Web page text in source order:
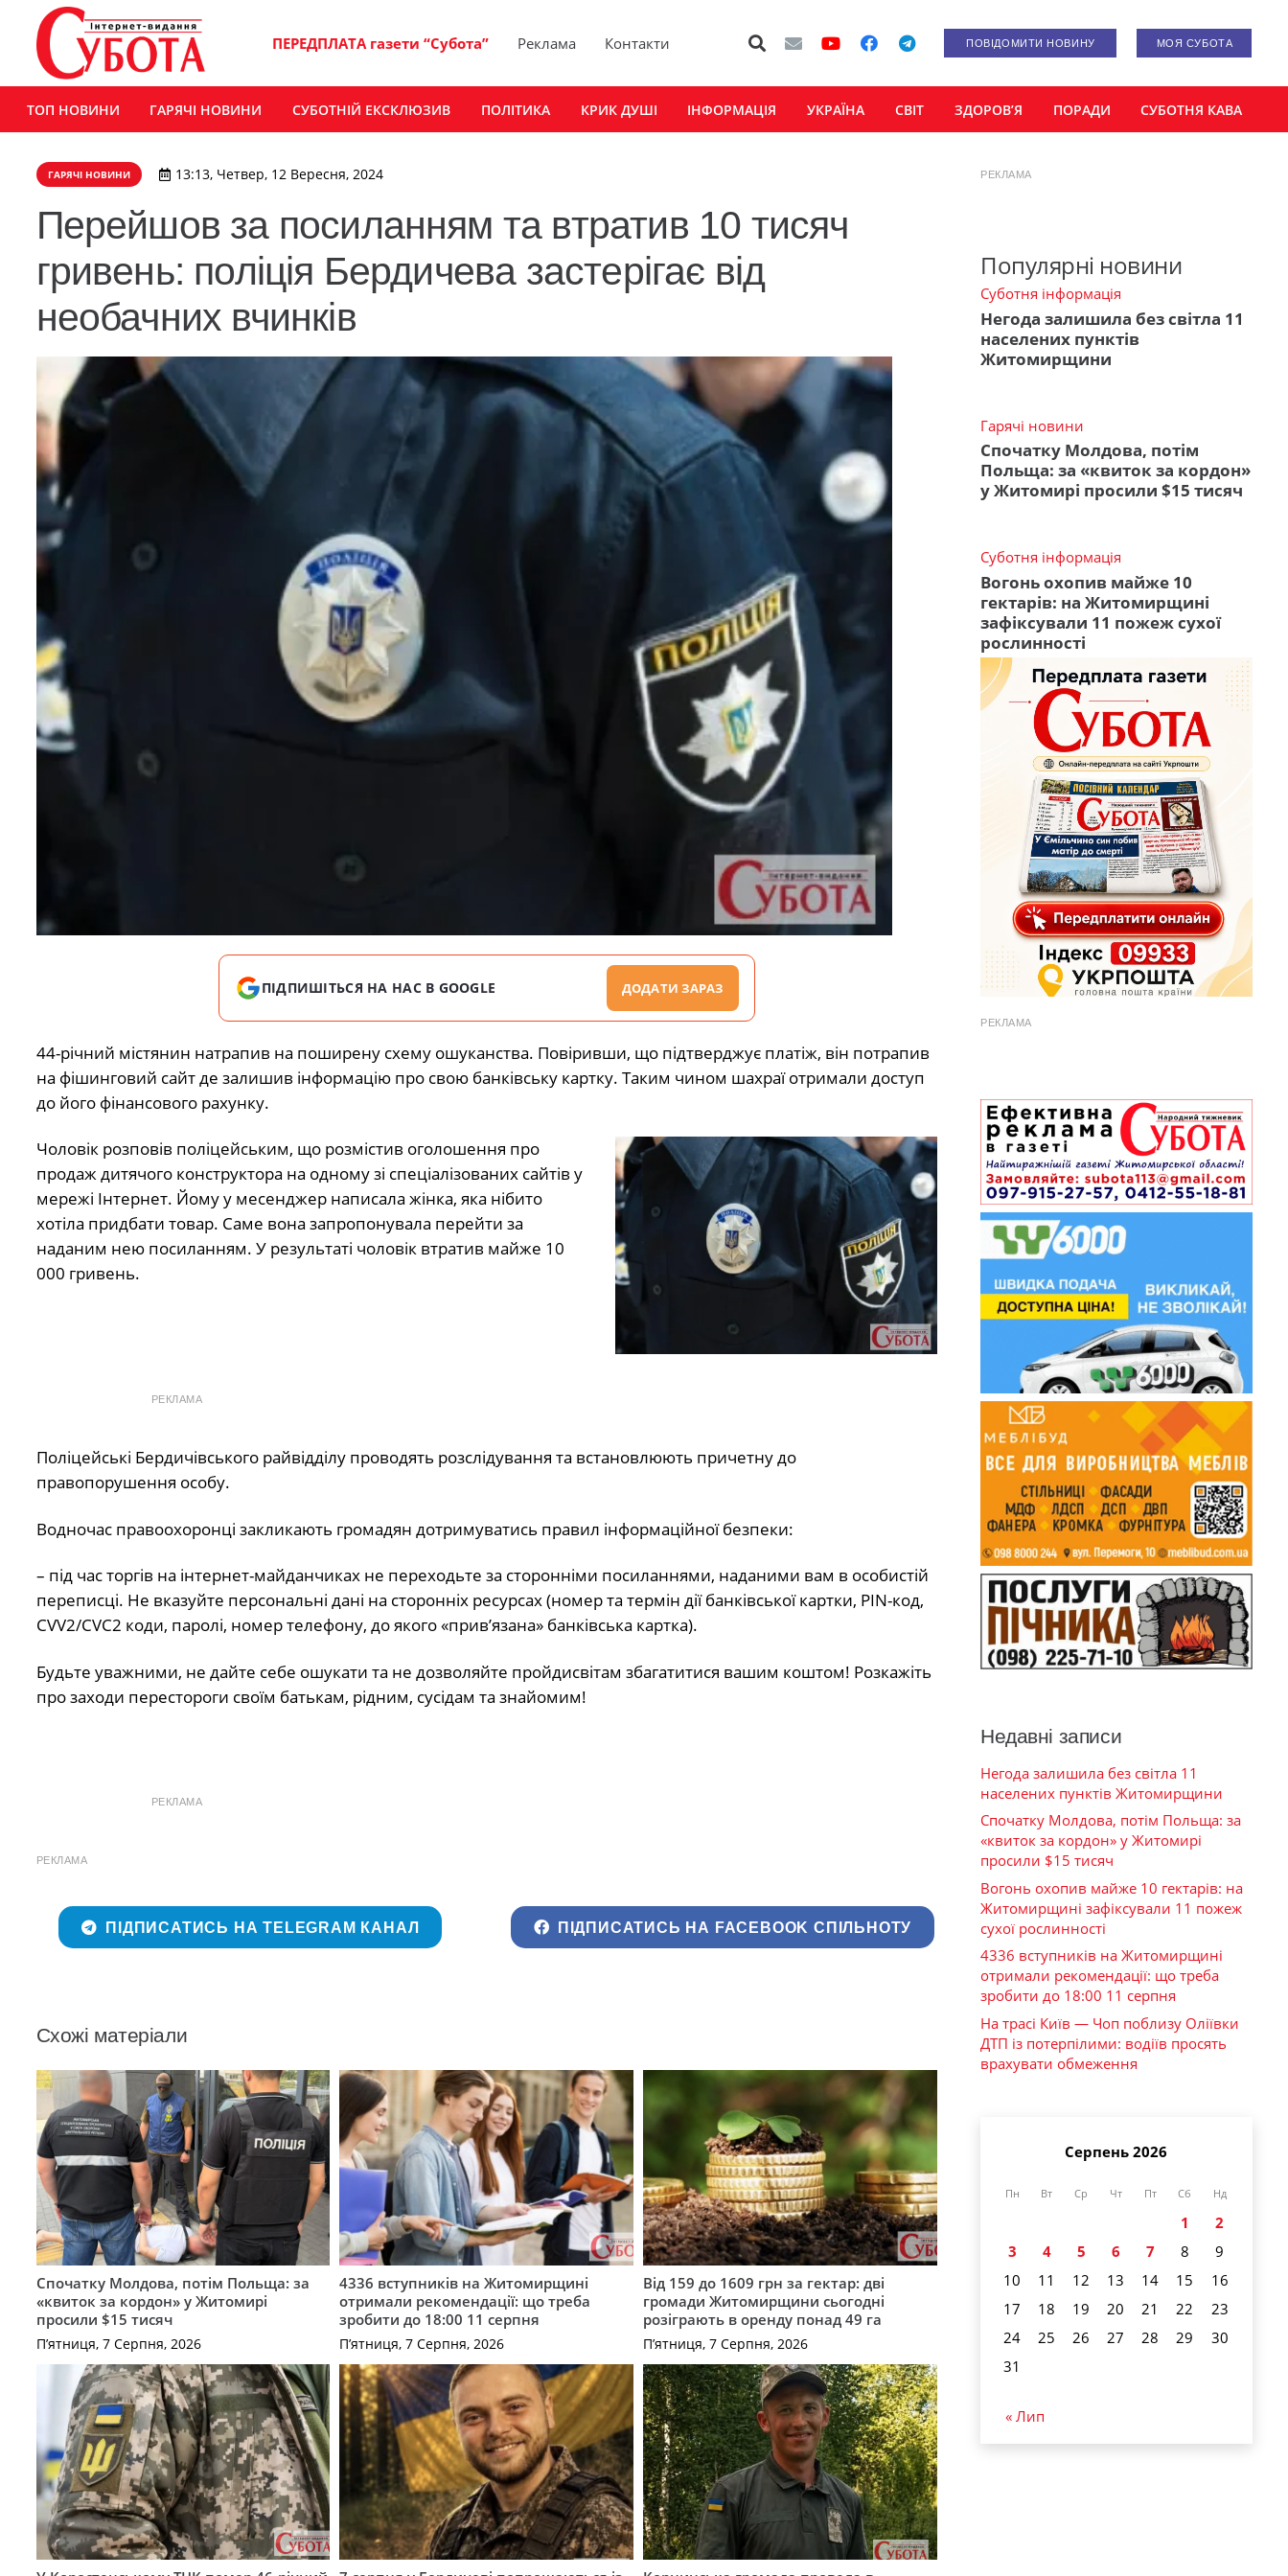
ПЕРЕДПЛАТА газети “Субота” Реклама Контакти ПОВІДОМИТИ НОВИНУ МОЯ СУБОТА
ТОП НОВИНИ ГАРЯЧІ НОВИНИ СУБОТНІЙ ЕКСКЛЮЗИВ ПОЛІТИКА КРИК ДУШІ ІНФОРМАЦІЯ УКРАЇНА СВІТ ЗДОРОВ’Я ПОРАДИ СУБОТНЯ КАВА
ГАРЯЧІ НОВИНИ 13:13, Четвер, 12 Вересня, 2024
Перейшов за посиланням та втратив 10 тисяч
гривень: поліція Бердичева застерігає від
необачних вчинків
ПІДПИШІТЬСЯ НА НАС В GOOGLE ДОДАТИ ЗАРАЗ
44-річний містянин натрапив на поширену схему ошуканства. Повіривши, що підтверджує платіж, він потрапив
на фішинговий сайт де залишив інформацію про свою банківську картку. Таким чином шахраї отримали доступ
до його фінансового рахунку.
Чоловік розповів поліцейським, що розмістив оголошення про
продаж дитячого конструктора на одному зі спеціалізованих сайтів у
мережі Інтернет. Йому у месенджер написала жінка, яка нібито
хотіла придбати товар. Саме вона запропонувала перейти за
наданим нею посиланням. У результаті чоловік втратив майже 10
000 гривень.
РЕКЛАМА
Поліцейські Бердичівського райвідділу проводять розслідування та встановлюють причетну до
правопорушення особу.
Водночас правоохоронці закликають громадян дотримуватись правил інформаційної безпеки:
– під час торгів на інтернет-майданчиках не переходьте за сторонніми посиланнями, наданими вам в особистій
переписці. Не вказуйте персональні дані на сторонніх ресурсах (номер та термін дії банківської картки, PIN-код,
CVV2/CVC2 коди, паролі, номер телефону, до якого «прив’язана» банківська картка).
Будьте уважними, не дайте себе ошукати та не дозволяйте пройдисвітам збагатитися вашим коштом! Розкажіть
про заходи перестороги своїм батькам, рідним, сусідам та знайомим!
РЕКЛАМА
РЕКЛАМА
ПІДПИСАТИСЬ НА TELEGRAM КАНАЛ ПІДПИСАТИСЬ НА FACEBOOK СПІЛЬНОТУ
Схожі матеріали
Спочатку Молдова, потім Польща: за
«квиток за кордон» у Житомирі
просили $15 тисяч
П’ятниця, 7 Серпня, 2026
4336 вступників на Житомирщині
отримали рекомендації: що треба
зробити до 18:00 11 серпня
П’ятниця, 7 Серпня, 2026
Від 159 до 1609 грн за гектар: дві
громади Житомирщини сьогодні
розіграють в оренду понад 49 га
П’ятниця, 7 Серпня, 2026
РЕКЛАМА
Популярні новини
Суботня інформація
Негода залишила без світла 11
населених пунктів
Житомирщини
Гарячі новини
Спочатку Молдова, потім
Польща: за «квиток за кордон»
у Житомирі просили $15 тисяч
Суботня інформація
Вогонь охопив майже 10
гектарів: на Житомирщині
зафіксували 11 пожеж сухої
рослинності
РЕКЛАМА
Недавні записи
Негода залишила без світла 11
населених пунктів Житомирщини
Спочатку Молдова, потім Польща: за
«квиток за кордон» у Житомирі
просили $15 тисяч
Вогонь охопив майже 10 гектарів: на
Житомирщині зафіксували 11 пожеж
сухої рослинності
4336 вступників на Житомирщині
отримали рекомендації: що треба
зробити до 18:00 11 серпня
На трасі Київ — Чоп поблизу Оліївки
ДТП із потерпілими: водіїв просять
врахувати обмеження
Серпень 2026
Пн Вт Ср Чт Пт Сб Нд
1
2
3
4 5 6 7 8
9
10
11 12 13 14 15
16
17
18 19 20 21 22
23
24
25 26 27 28 29
30
31
« Лип